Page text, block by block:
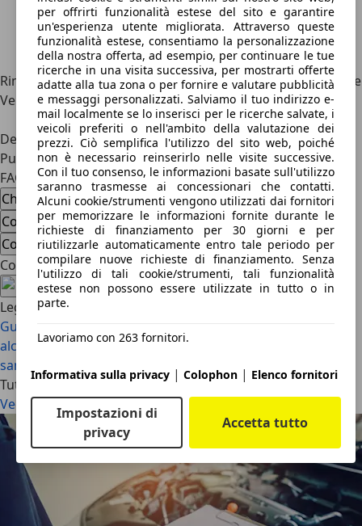
per offrirti funzionalità estese del sito e garantire
un'esperienza utente migliorata. Attraverso queste
funzionalità estese, consentiamo la personalizzazione
della nostra offerta, ad esempio, per continuare le tue
ricerche in una visita successiva, per mostrarti offerte
adatte alla tua zona o per fornire e valutare pubblicità
e messaggi personalizzati. Salviamo il tuo indirizzo e-
mail localmente se lo inserisci per le ricerche salvate, i
veicoli preferiti o nell'ambito della valutazione dei
prezzi. Ciò semplifica l'utilizzo del sito web, poiché
non è necessario reinserirlo nelle visite successive.
Con il tuo consenso, le informazioni basate sull'utilizzo
saranno trasmesse ai concessionari che contatti.
Alcuni cookie/strumenti vengono utilizzati dai fornitori
per memorizzare le informazioni fornite durante le
richieste di finanziamento per 30 giorni e per
riutilizzarle automaticamente entro tale periodo per
compilare nuove richieste di finanziamento. Senza
l'utilizzo di tali cookie/strumenti, tali funzionalità
estese non possono essere utilizzate in tutto o in
parte.
Lavoriamo con 263 fornitori.
Informativa sulla privacy | Colophon | Elenco fornitori
Impostazioni di
privacy
Accetta tutto
scivoli. Rimozione e
decurtazione punti se
intralcio grave.
passaggi pedonali).
Rimozione
Veicolo
Possibile se crea
pericolo o grave
intralcio.
Altamente probabile se
causa pericolo o
intralcio.
Decurtazione
Punti
Prevista in casi gravi. Possibile in caso di
pericolo.
FAQ
Che differenza c’è fra divieto di sosta e divieto di fermata?
Com’è fatto il cartello di divieto di sosta?
Com’è fatto il cartello di divieto di fermata?
Condividi l'articolo
Leggi anche
Guida in stato di ebbrezza 2026: sanzioni e
alcolockAlcolock: guida completa 2026 a costi, obblighi e
sanzioni
Tutti gli articoli
Vedi tutto